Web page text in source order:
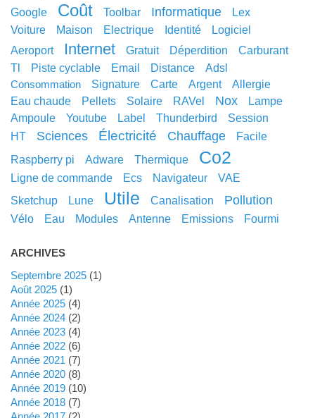
google
coût toolbar informatique
lex
voiture
maison electrique identité
logiciel
aeroport
internet gratuit déperdition
carburant
tl
piste cyclable email distance adsl
consommation signature carte argent
allergie
eau chaude
pellets solaire RAVel nox
lampe
ampoule
youtube label thunderbird
session
HT
sciences électricité chauffage
facile
raspberry pi
adware thermique co2
ligne de commande ecs navigateur
VAE
sketchup
lune utile canalisation pollution
vélo eau modules antenne emissions fourmi
ARCHIVES
septembre 2025(1)
août 2025(1)
année 2025(4)
année 2024(2)
année 2023(4)
année 2022(6)
année 2021 (7)
année 2020(8)
année 2019(10)
année 2018(7)